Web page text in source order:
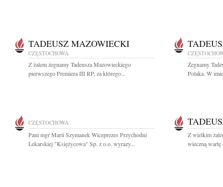
TADEUSZ MAZOWIECKI
CZĘSTOCHOWA
Z żalem żegnamy Tadeusza Mazowieckiego
pierwszego Premiera III RP, za którego...
Żegnamy
Polaka. W
CZĘSTOCHOWA
Pani mgr Marii Szymanek Wiceprezes Przychodni
Lekarskiej "Księżycowa" Sp. z o.o. wyrazy...
Z wielkim
wieczną wartę